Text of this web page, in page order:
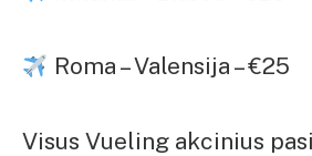
Roma – Valensija – €25
Visus Vueling akcinius